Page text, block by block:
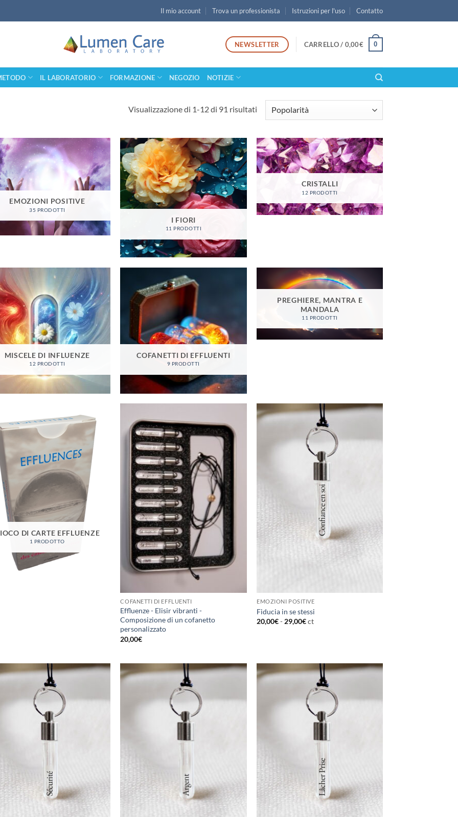
Il mio account Trova un professionista Istruzioni per l'uso Contatto
NEWSLETTER CARRELLO / 0,00€ 0
IL LABORATORIO FORMAZIONE NEGOZIO NOTIZIE
Visualizzazione di 1-12 di 91 risultati
EMOZIONI POSITIVE
35 PRODOTTI
I FIORI
11 PRODOTTI
CRISTALLI
12 PRODOTTI
MISCELE DI INFLUENZE
12 PRODOTTI
COFANETTI DI EFFLUENTI
9 PRODOTTI
PREGHIERE, MANTRA E
MANDALA
11 PRODOTTI
DI CARTE EFFLUENZE
1 PRODOTTO
COFANETTI DI EFFLUENTI
Effluenze - Elisir vibranti -
Composizione di un cofanetto
personalizzato
20,00€
EMOZIONI POSITIVE
Fiducia in se stessi
20,00€- 29,00€ct